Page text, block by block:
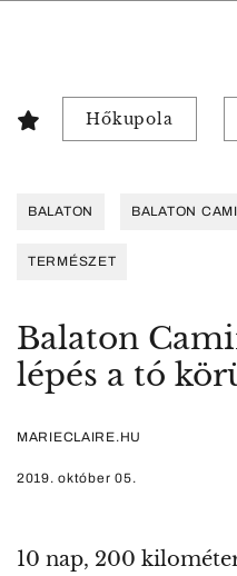
Hőkupola
BALATON BALATON
TERMÉSZET
Balaton
lépés a tó
MARIECLAIRE.HU
2019. október 05.
10 nap, 200